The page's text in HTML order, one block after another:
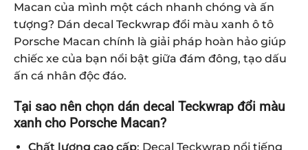
Macan của mình một cách nhanh chóng và ấn
tượng? Dán decal Teckwrap đổi màu xanh ô tô
Porsche Macan chính là giải pháp hoàn hảo giúp
chiếc xe của bạn nổi bật giữa đám đông, tạo dấu
ấn cá nhân độc đáo.
Tại sao nên chọn dán decal Teckwrap đổi màu
xanh cho Porsche Macan?
Chất lượng cao cấp: Decal Teckwrap nổi tiếng